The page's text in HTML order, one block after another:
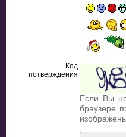
Код
потверждения
Если Вы
браузере